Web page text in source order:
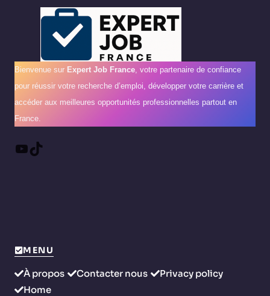
Bienvenue sur Expert Job France , votre partenaire de confiance
pour réussir votre recherche d’emploi, développer votre carrière et
accéder aux meilleures opportunités professionnelles partout en
France.
YouTube
TikTok
MENU
À propos Contacter nous
Privacy policy
Home